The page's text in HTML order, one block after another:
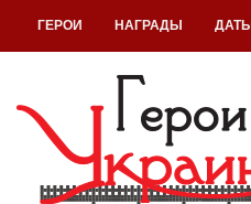
ГЕРОИ НАГРАДЫ ДАТЫ